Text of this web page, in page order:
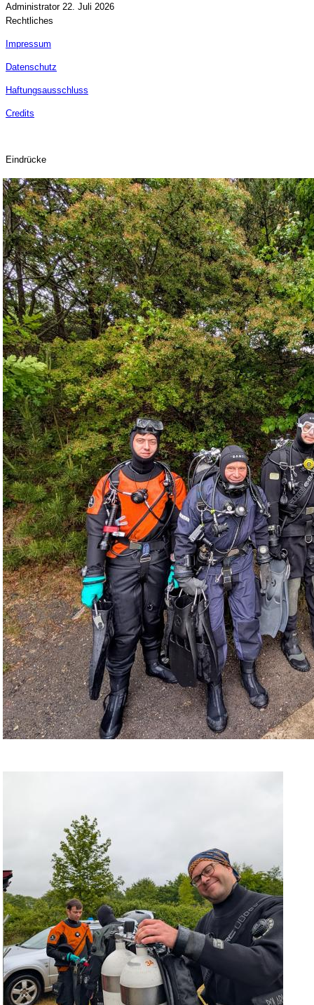
Administrator 22. Juli 2026
Rechtliches
Impressum
Datenschutz
Haftungsausschluss
Credits
Eindrücke